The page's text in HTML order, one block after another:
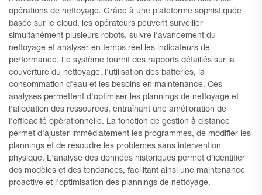
opérations de nettoyage. Grâce à une plateforme sophistiquée
basée sur le cloud, les opérateurs peuvent surveiller
simultanément plusieurs robots, suivre l'avancement du
nettoyage et analyser en temps réel les indicateurs de
performance. Le système fournit des rapports détaillés sur la
couverture du nettoyage, l'utilisation des batteries, la
consommation d'eau et les besoins en maintenance. Ces
analyses permettent d'optimiser les plannings de nettoyage et
l'allocation des ressources, entraînant une amélioration de
l'efficacité opérationnelle. La fonction de gestion à distance
permet d'ajuster immédiatement les programmes, de modifier les
plannings et de résoudre les problèmes sans intervention
physique. L'analyse des données historiques permet d'identifier
des modèles et des tendances, facilitant ainsi une maintenance
proactive et l'optimisation des plannings de nettoyage.